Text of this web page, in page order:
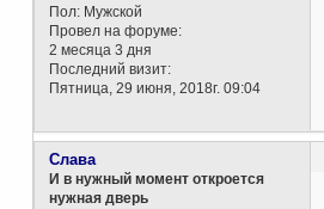
Пол: Мужской
Провел на форуме:
2 месяца 3 дня
Последний визит:
Пятница, 29 июня, 2018г. 09:04
Слава
И в нужный момент откроется
нужная дверь